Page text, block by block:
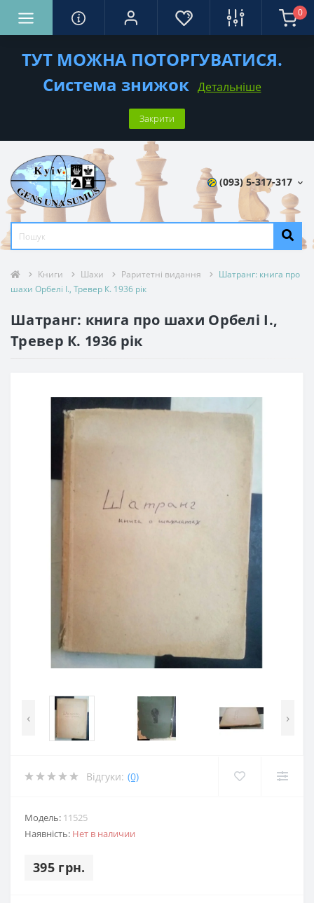
ТУТ МОЖНА ПОТОРГУВАТИСЯ.
Система знижок Детальніше
Закрити
0
(093) 5-317-317
Книги Шахи Раритетні видання
Шатранг: книга про
шахи Орбелі І., Тревер К. 1936 рік
Шатранг: книга про шахи Орбелі І.,
Тревер К. 1936 рік
‹ ›
Відгуки: (0)
Модель: 11525
Наявність: Нет в наличии
395 грн.